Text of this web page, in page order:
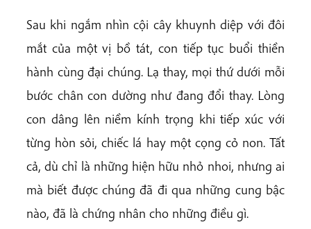
Sau khi ngắm nhìn cội cây khuynh diệp với đôi
mắt của một vị bồ tát, con tiếp tục buổi thiền
hành cùng đại chúng. Lạ thay, mọi thứ dưới mỗi
bước chân con dường như đang đổi thay. Lòng
con dâng lên niềm kính trọng khi tiếp xúc với
từng hòn sỏi, chiếc lá hay một cọng cỏ non. Tất
cả, dù chỉ là những hiện hữu nhỏ nhoi, nhưng ai
mà biết được chúng đã đi qua những cung bậc
nào, đã là chứng nhân cho những điều gì.